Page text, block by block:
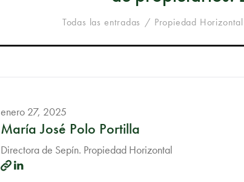
Todas las entradas Propiedad Horizontal
enero 27, 2025
María José Polo Portilla
Directora de Sepín. Propiedad Horizontal